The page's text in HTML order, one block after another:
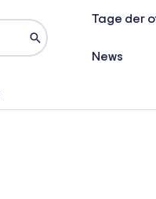
Tage der
News